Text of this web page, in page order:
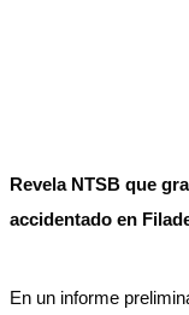
Revela NTSB que
accidentado en
En un informe